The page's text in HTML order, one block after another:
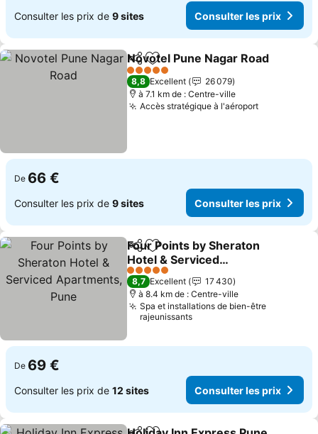
Consulter les prix de 9 sites Consulter les prix
PartagerAjouter à mes favoris
Novotel Pune Nagar Road
5 Étoiles
8,8 Excellent
26 079
à 7.1 km de : Centre-ville
Accès stratégique à l'aéroportConsulter
De 66 €
Consulter les prix de 9 sites Consulter les prix
PartagerAjouter à mes favoris
Four Points by Sheraton
Hotel & Serviced
Apartments, Pune
Consulter les prix
5 Étoiles
8,7 Excellent
17 430
à 8.4 km de : Centre-ville
Spa et installations de bien-être
rajeunissants
De 69 €
Consulter les prix de 12 sites Consulter les prix